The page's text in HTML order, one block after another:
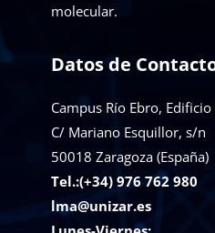
molecular.
Datos de
Campus Río Ebro,
C/ Mariano Esquillor, s/n
50018 Zaragoza (España)
Tel.:(+34) 976 762 980
lma@unizar.es